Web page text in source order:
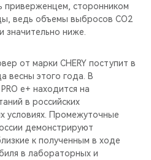
приверженцем, сторонником
ведь объемы выбросов CO2
значительно ниже.
от марки CHERY поступит в
весны этого года. В
e+ находится на
в российских
условиях. Промежуточные
демонстрируют
к полученным в ходе
в лабораторных и